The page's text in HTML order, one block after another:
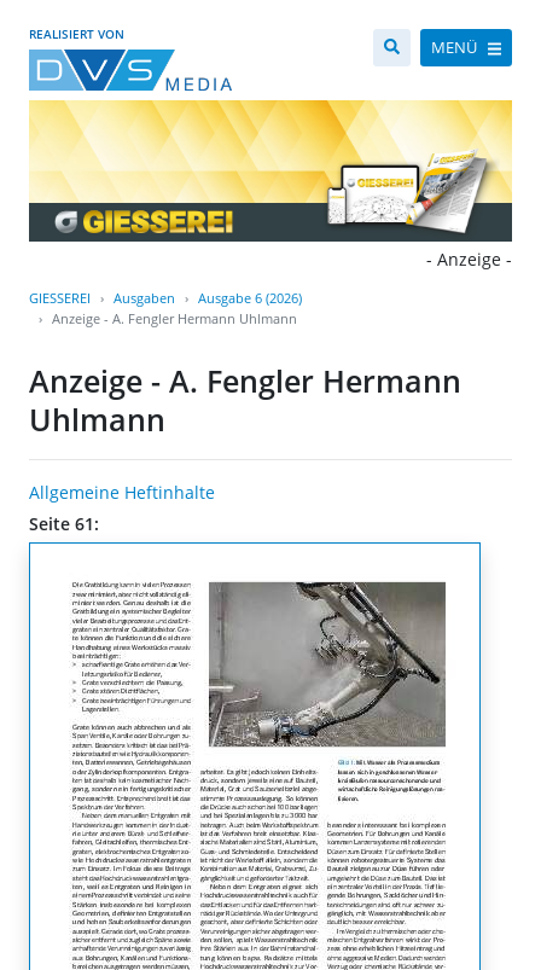
REALISIERT VON
MENÜ
- Anzeige -
GIESSEREI Ausgaben
Ausgabe 6 (2026)
Anzeige - A. Fengler Hermann Uhlmann
Anzeige - A. Fengler Hermann
Uhlmann
Allgemeine Heftinhalte
Seite 61: